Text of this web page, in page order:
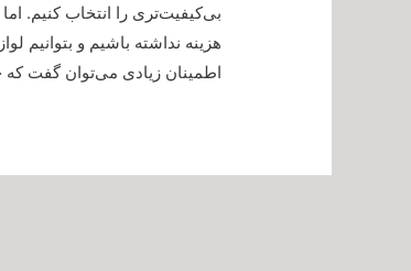
بی‌کیفیت‌تری را انتخاب کنیم.
هزینه نداشته باشیم و بتوانیم
اطمینان زیادی می‌توان گفت